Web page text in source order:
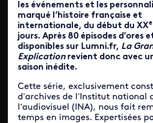
les événements et les
marqué l’histoire française et
internationale, du début du XXe
jours. Après 80 épisodes d'ores
disponibles sur Lumni.fr, La
Explicationrevient donc avec
saison inédite.
Cette série, exclusivement
d’archives de l’Institut national
l’audiovisuel (INA), nous fait
temps en images. Expertisées